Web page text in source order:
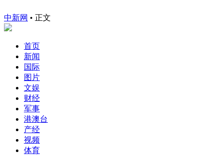
中新网 • 正文
首页
新闻
国际
图片
文娱
财经
军事
港澳台
产经
视频
体育